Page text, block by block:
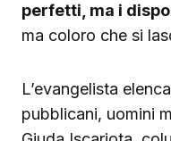
perfetti, ma i
ma coloro che si
L’evangelista
pubblicani, uomini